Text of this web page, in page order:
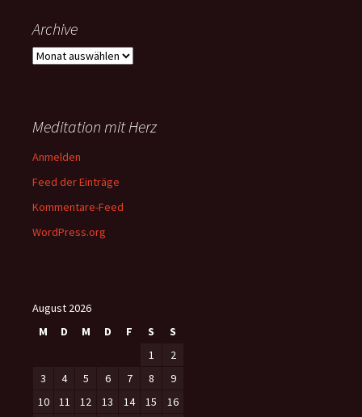
Archive
Archive
Meditation mit Herz
Anmelden
Feed der Einträge
Kommentare-Feed
WordPress.org
August 2026
M
D M D F S
S
1
2
3
4 5 6 7 8
9
10
11 12 13 14 15
16